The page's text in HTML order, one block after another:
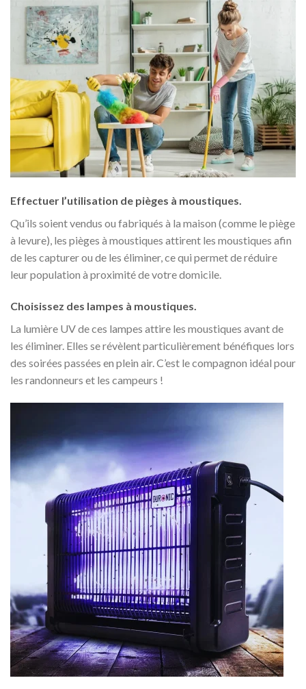
Effectuer l’utilisation de pièges à moustiques.
Qu’ils soient vendus ou fabriqués à la maison (comme le piège
à levure), les pièges à moustiques attirent les moustiques afin
de les capturer ou de les éliminer, ce qui permet de réduire
leur population à proximité de votre domicile.
Choisissez des lampes à moustiques.
La lumière UV de ces lampes attire les moustiques avant de
les éliminer. Elles se révèlent particulièrement bénéfiques lors
des soirées passées en plein air. C’est le compagnon idéal pour
les randonneurs et les campeurs !